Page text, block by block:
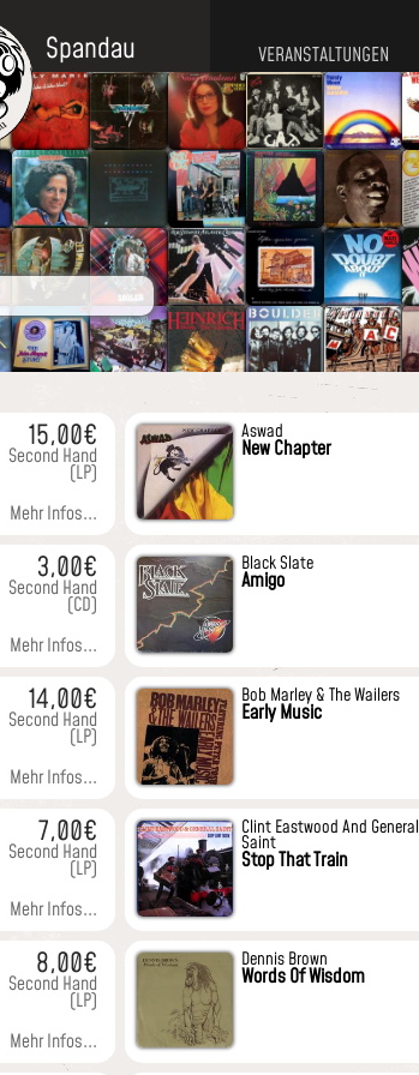
VERANSTALTUNGEN
Spandau
15,00€
Second Hand
(LP)
Mehr Infos...
Aswad
New Chapter
3,00€
Second Hand
(CD)
Mehr Infos...
Black Slate
Amigo
14,00€
Second Hand
(LP)
Mehr Infos...
Bob Marley & The Wailers
Early Music
7,00€
Second Hand
(LP)
Mehr Infos...
Clint Eastwood And General
Saint
Stop That Train
8,00€
Second Hand
(LP)
Mehr Infos...
Dennis Brown
Words Of Wisdom